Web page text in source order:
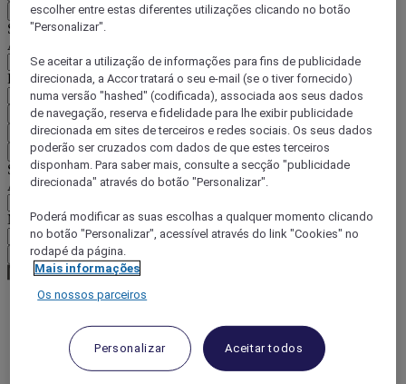
Voltar
Selecione o seu país e idioma abaixo
Área geográfica
País/região-idioma
Confirmar o meu país e idioma
EUR (€)
Voltar
Selecione a moeda abaixo
Área geográfica
Moeda
Confirmar a moeda
World
South America
French Guiana
Kourou
escolher entre estas diferentes utilizações clicando no botão
"Personalizar".
Se aceitar a utilização de informações para fins de publicidade
direcionada, a Accor tratará o seu e-mail (se o tiver fornecido)
numa versão "hashed" (codificada), associada aos seus dados
de navegação, reserva e fidelidade para lhe exibir publicidade
direcionada em sites de terceiros e redes sociais. Os seus dados
poderão ser cruzados com dados de que estes terceiros
disponham. Para saber mais, consulte a secção "publicidade
direcionada" através do botão "Personalizar".
Poderá modificar as suas escolhas a qualquer momento clicando
no botão "Personalizar", acessível através do link "Cookies" no
rodapé da página.
Mais informações
Os nossos parceiros
Personalizar Aceitar todos